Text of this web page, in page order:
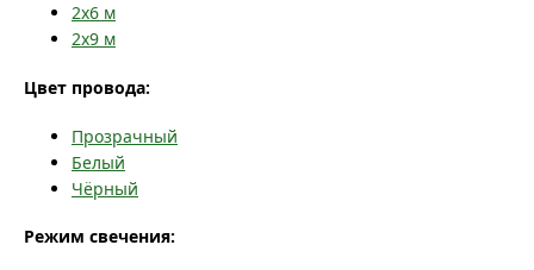
2x6 м
2x9 м
Цвет провода:
Прозрачный
Белый
Чёрный
Режим свечения: